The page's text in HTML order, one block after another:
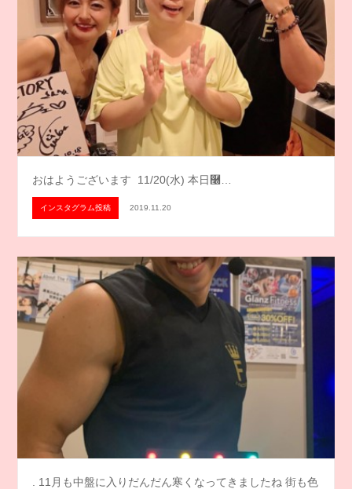
おはようございます️ 11/20(水) 本日࿠…
インスタグラム投稿 2019.11.20
. 11月も中盤に入りだんだん寒くなってきましたね 街も色